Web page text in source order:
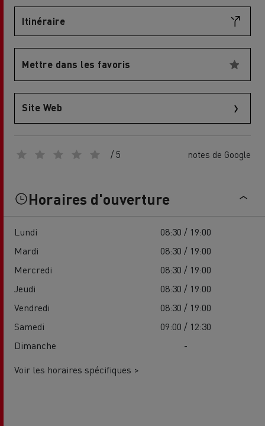
Itinéraire
Mettre dans les favoris
Site Web
/ 5 notes de Google
Horaires d'ouverture
Lundi
08:30 / 19:00
Mardi
08:30 / 19:00
Mercredi
08:30 / 19:00
Jeudi
08:30 / 19:00
Vendredi
08:30 / 19:00
Samedi
09:00 / 12:30
Dimanche
-
Voir les horaires spécifiques >